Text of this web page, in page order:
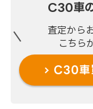
C30車
査定から
こちら
C30車